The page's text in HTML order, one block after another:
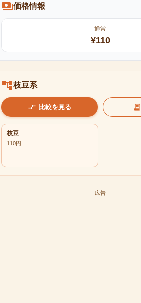
payments価格情報
通常
¥110
account_tree枝豆系
compare_arrows 比較を見る receipt_long
枝豆
110円
広告